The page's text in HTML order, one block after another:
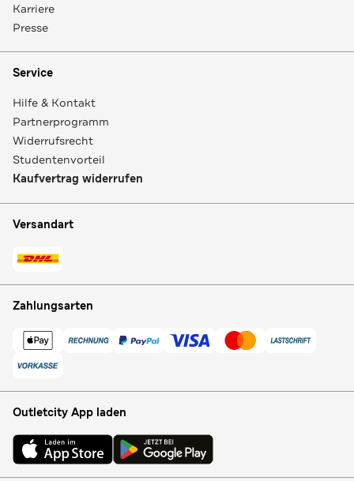
Karriere
Presse
Service
Hilfe & Kontakt
Partnerprogramm
Widerrufsrecht
Studentenvorteil
Kaufvertrag widerrufen
Versandart
Zahlungsarten
Outletcity App laden